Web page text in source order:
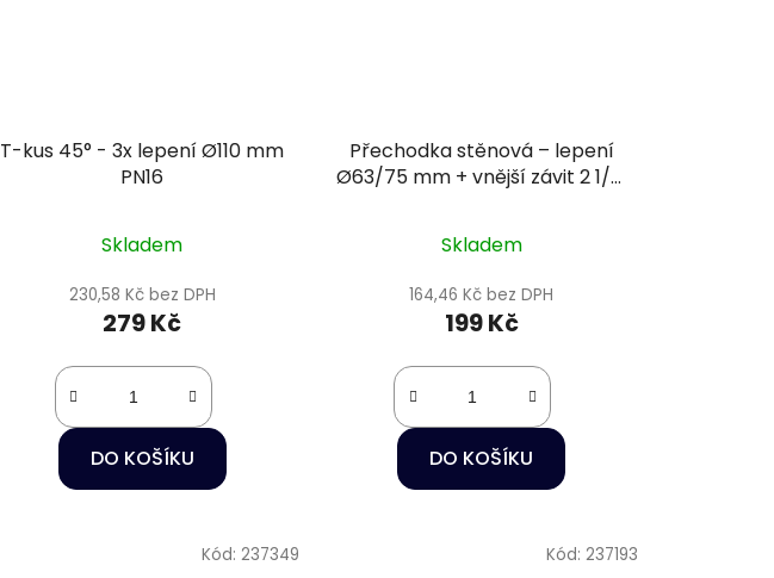
T-kus 45° - 3x lepení Ø110 mm
PN16
Skladem
230,58 Kč bez DPH
279 Kč
DO KOŠÍKU
Přechodka stěnová – lepení
Ø63/75 mm + vnější závit 2 1/2"
Skladem
164,46 Kč bez DPH
199 Kč
DO KOŠÍKU
Kód: 237349 Kód: 237193